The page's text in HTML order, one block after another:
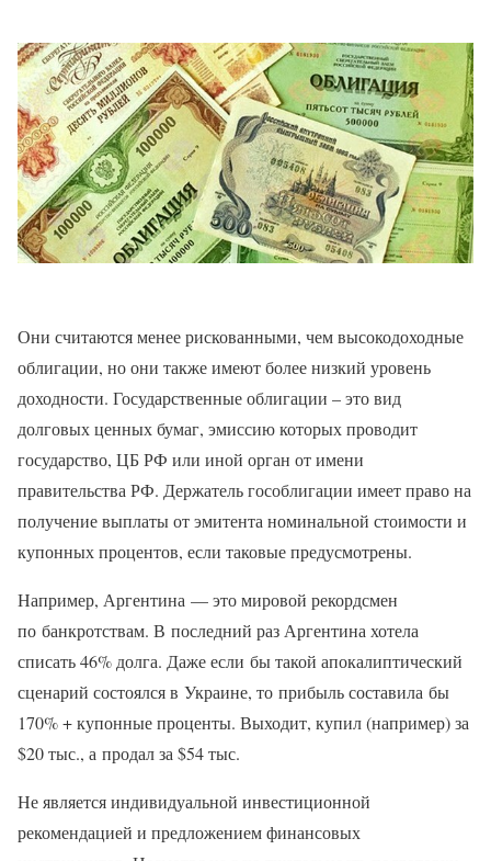
Они считаются менее рискованными, чем высокодоходные
облигации, но они также имеют более низкий уровень
доходности. Государственные облигации – это вид
долговых ценных бумаг, эмиссию которых проводит
государство, ЦБ РФ или иной орган от имени
правительства РФ. Держатель гособлигации имеет право на
получение выплаты от эмитента номинальной стоимости и
купонных процентов, если таковые предусмотрены.
Например, Аргентина — это мировой рекордсмен
по банкротствам. В последний раз Аргентина хотела
списать 46% долга. Даже если бы такой апокалиптический
сценарий состоялся в Украине, то прибыль составила бы
170% + купонные проценты. Выходит, купил (например) за
$20 тыс., а продал за $54 тыс.
Не является индивидуальной инвестиционной
рекомендацией и предложением финансовых